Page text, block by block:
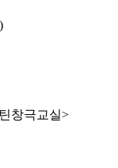
창극교실>